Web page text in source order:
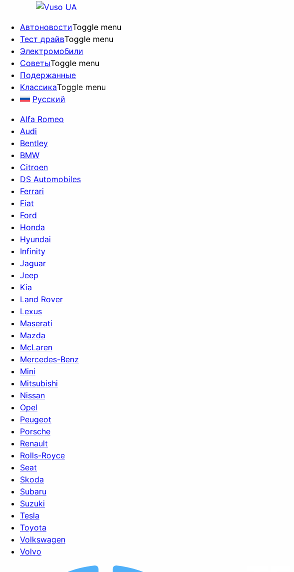
АвтоновостиToggle menu
Тест драйвToggle menu
Электромобили
СоветыToggle menu
Подержанные
КлассикаToggle menu
Русский
Alfa Romeo
Audi
Bentley
BMW
Citroen
DS Automobiles
Ferrari
Fiat
Ford
Honda
Hyundai
Infinity
Jaguar
Jeep
Kia
Land Rover
Lexus
Maserati
Mazda
McLaren
Mercedes-Benz
Mini
Mitsubishi
Nissan
Opel
Peugeot
Porsche
Renault
Rolls-Royce
Seat
Skoda
Subaru
Suzuki
Tesla
Toyota
Volkswagen
Volvo